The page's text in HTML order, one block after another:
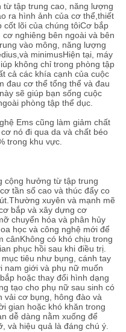
từ tập trung cao, năng lượng
ra hình ảnh của cơ thể,thiết
lõi của chúng tôiCơ bắp
nghiêng bên ngoài và bên
vào mông, năng lượng
minimusHiện tại, máy
không chỉ trong phòng tập
cả các khía cạnh của cuộc
đau cơ thể tổng thể và đau
sẽ giúp bạn sống cuộc
phòng tập thể dục.
Ems cũng làm giảm chất
nó đi qua da và chất béo
trong khu vực.
cộng hưởng từ tập trung
tần số cao và thúc đẩy co
xuyên và mạnh mẽ
bắp và xây dựng cơ
chuyển hóa và phân hủy
học và công nghệ mới để
cânKhông có khó chịu trong
phục hồi sau khi điều trị.
tiêu như bụng, cánh tay
nam giới và phụ nữ muốn
hoặc thay đổi hình dạng
tạo cho phụ nữ sau sinh có
vải cơ bụng, hông đào và
gian hoặc khó khăn trong
dễ dàng nằm xuống để
và hiệu quả là đáng chú ý.